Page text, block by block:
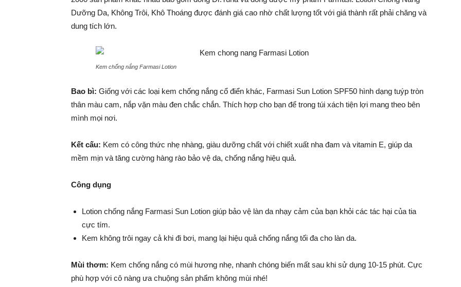
Dưỡng Da, Không Trôi, Khô Thoáng được đánh giá cao nhờ chất lượng tốt với giá thành rất phải chăng và
dung tích lớn.
Kem chống nắng Farmasi Lotion
Bao bì: Giống với các loại kem chống nắng cổ điển khác, Farmasi Sun Lotion SPF50 hình dạng tuýp tròn
thân màu cam, nắp vặn màu đen chắc chắn. Thích hợp cho bạn để trong túi xách tiện lợi mang theo bên
mình mọi nơi.
Kết cấu: Kem có công thức nhẹ nhàng, giàu dưỡng chất với chiết xuất nha đam và vitamin E, giúp da
mềm mịn và tăng cường hàng rào bảo vệ da, chống nắng hiệu quả.
Công dụng
Lotion chống nắng Farmasi Sun Lotion giúp bảo vệ làn da nhạy cảm của bạn khỏi các tác hại của tia
cực tím.
Kem không trôi ngay cả khi đi bơi, mang lại hiệu quả chống nắng tối đa cho làn da.
Mùi thơm: Kem chống nắng có mùi hương nhẹ, nhanh chóng biến mất sau khi sử dụng 10-15 phút. Cực
phù hợp với cô nàng ưa chuộng sản phẩm không mùi nhé!